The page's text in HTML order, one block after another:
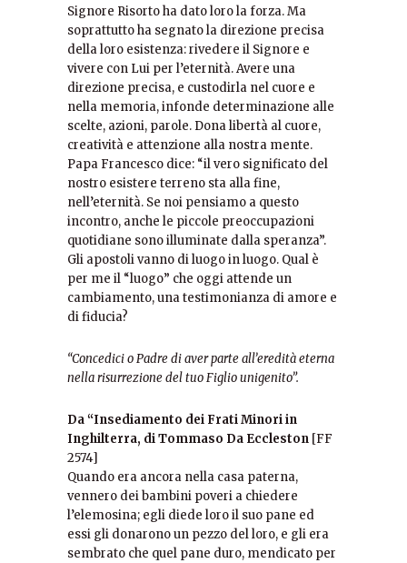
Signore Risorto ha dato loro la forza. Ma
soprattutto ha segnato la direzione precisa
della loro esistenza: rivedere il Signore e
vivere con Lui per l’eternità. Avere una
direzione precisa, e custodirla nel cuore e
nella memoria, infonde determinazione alle
scelte, azioni, parole. Dona libertà al cuore,
creatività e attenzione alla nostra mente.
Papa Francesco dice: “il vero significato del
nostro esistere terreno sta alla fine,
nell’eternità. Se noi pensiamo a questo
incontro, anche le piccole preoccupazioni
quotidiane sono illuminate dalla speranza”.
Gli apostoli vanno di luogo in luogo. Qual è
per me il “luogo” che oggi attende un
cambiamento, una testimonianza di amore e
di fiducia?
“Concedici o Padre di aver parte all’eredità eterna
nella risurrezione del tuo Figlio unigenito”.
Da “Insediamento dei Frati Minori in
Inghilterra, di Tommaso Da Eccleston [FF
2574]
Quando era ancora nella casa paterna,
vennero dei bambini poveri a chiedere
l’elemosina; egli diede loro il suo pane ed
essi gli donarono un pezzo del loro, e gli era
sembrato che quel pane duro, mendicato per